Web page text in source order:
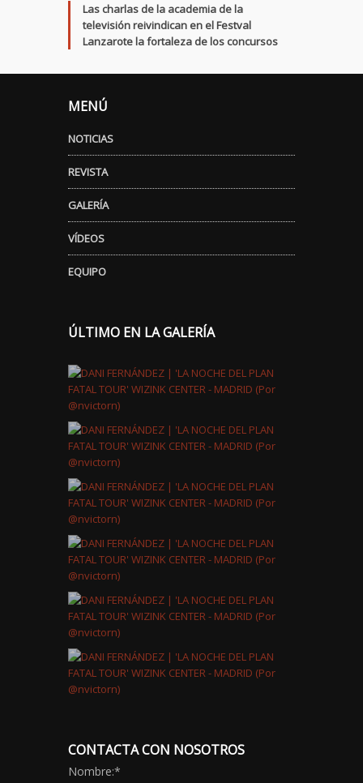
Las charlas de la academia de la
televisión reivindican en el Festval
Lanzarote la fortaleza de los concursos
MENÚ
NOTICIAS
REVISTA
GALERÍA
VÍDEOS
EQUIPO
ÚLTIMO EN LA GALERÍA
CONTACTA CON NOSOTROS
Nombre:*